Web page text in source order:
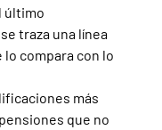
último
traza una línea
compara con lo
más
que no